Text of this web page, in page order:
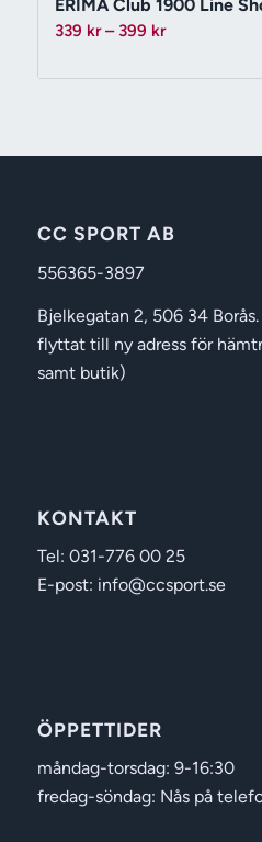
ERIMA Club 1900 Line
339 kr – 399 krPrisintervall:
till
CC SPORT AB
556365-3897
Bjelkegatan 2, 506 34
flyttat till ny adress för
samt butik)
KONTAKT
Tel: 031-776 00 25
E-post: info@ccsport.se
ÖPPETTIDER
måndag-torsdag: 9-16:30
fredag-söndag: Nås på